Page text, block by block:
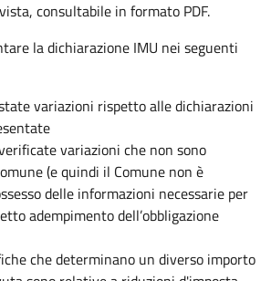
consultabile in formato PDF.
la dichiarazione IMU nei seguenti
variazioni rispetto alle dichiarazioni
variazioni che non sono
(e quindi il Comune non è
delle informazioni necessarie per
adempimento dell’obbligazione
che determinano un diverso importo